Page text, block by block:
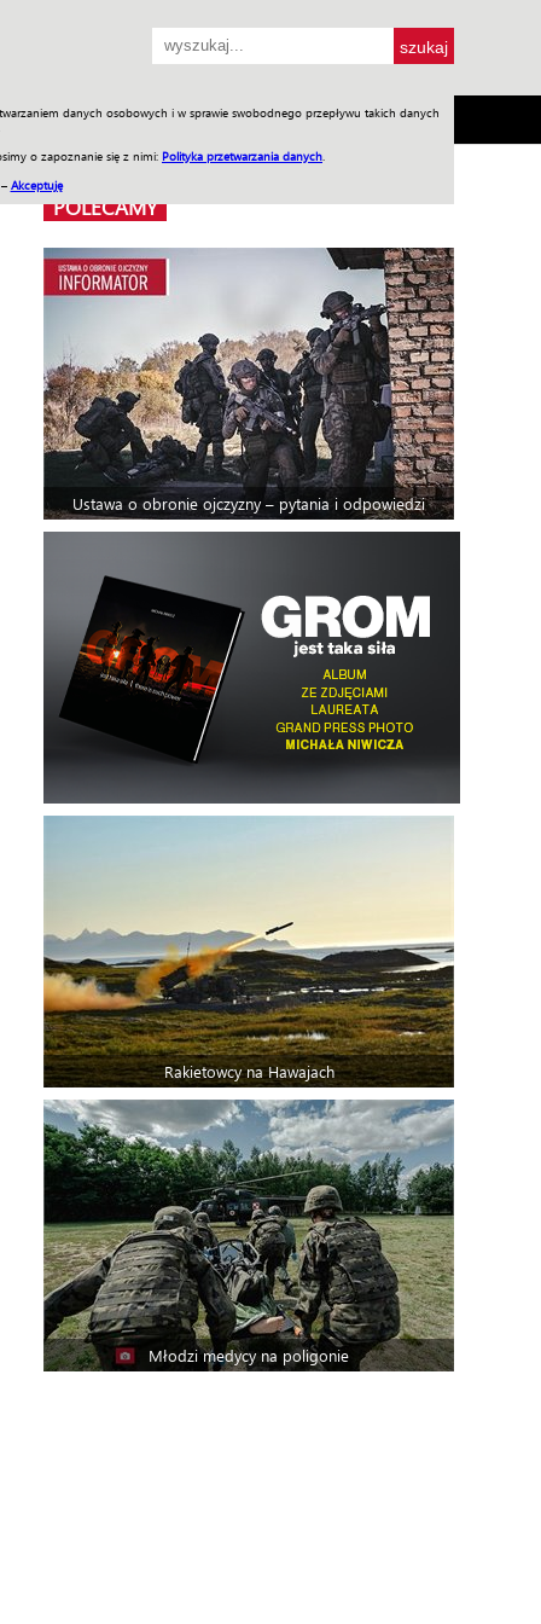
danych osobowych i w sprawie swobodnego przepływu takich danych
o zapoznanie się z nimi: Polityka przetwarzania danych
Akceptuję
SKLEP Jednodniówki Praca w WIW
POLECAMY
Ustawa o obronie ojczyzny – pytania i odpowiedzi
Rakietowcy na Hawajach
Młodzi medycy na poligonie